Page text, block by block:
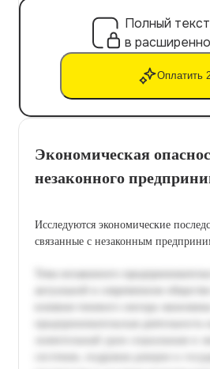
Полный
в
Оплатить
Экономическая
незаконного
Исследуются экономические
связанные с незаконным